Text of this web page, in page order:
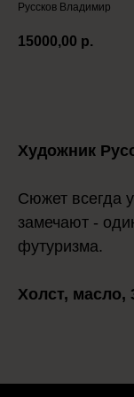
Руссков Владимир
15000,00 р.
Художник
Сюжет всегда
замечают -
футуризма.
Холст, масло,